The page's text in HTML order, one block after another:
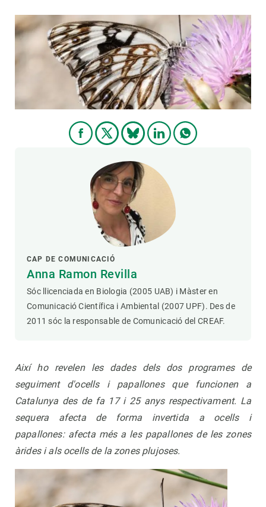
CAP DE COMUNICACIÓ
Anna Ramon Revilla
Sóc llicenciada en Biologia (2005 UAB) i Màster en
Comunicació Científica i Ambiental (2007 UPF). Des de
2011 sóc la responsable de Comunicació del CREAF.
Així ho revelen les dades dels dos programes de
seguiment d'ocells i papallones que funcionen a
Catalunya des de fa 17 i 25 anys respectivament. La
sequera afecta de forma invertida a ocells i
papallones: afecta més a les papallones de les zones
àrides i als ocells de la zones plujoses.